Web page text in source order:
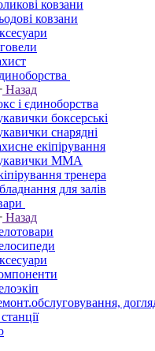
ковзани
ковзани
Назад
і єдиноборства
боксерські
снарядні
екіпірування
ММА
тренера
для залів
Назад